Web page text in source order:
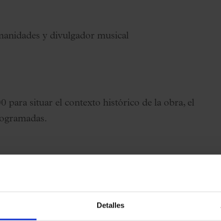
Detalles
y divulgador musical
para situar el contexto histórico de la obra, el